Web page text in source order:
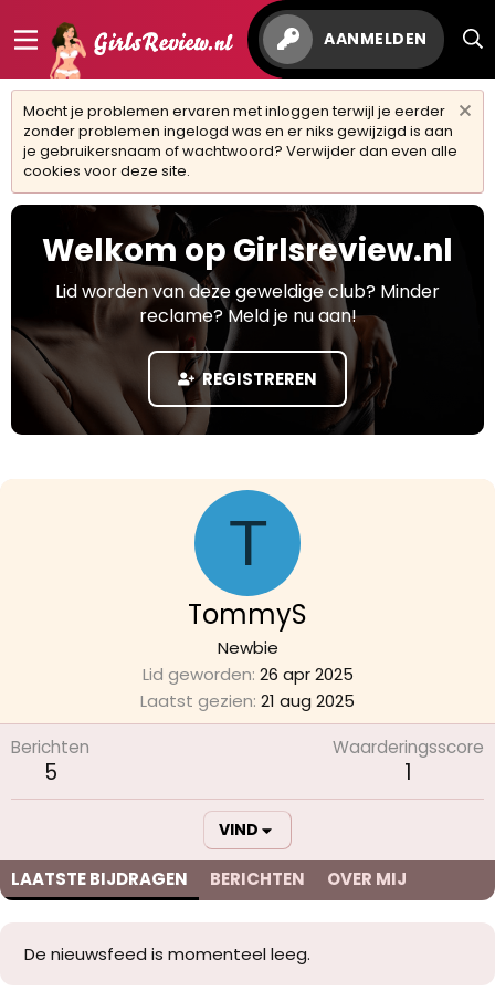
AANMELDEN
Mocht je problemen ervaren met inloggen terwijl je eerder
zonder problemen ingelogd was en er niks gewijzigd is aan
je gebruikersnaam of wachtwoord? Verwijder dan even alle
cookies voor deze site.
Welkom op Girlsreview.nl
Lid worden van deze geweldige club? Minder
reclame? Meld je nu aan!
REGISTREREN
T
TommyS
Newbie
Lid geworden 26 apr 2025
Laatst gezien 21 aug 2025
Berichten
5
Waarderingsscore
1
VIND
LAATSTE BIJDRAGEN BERICHTEN OVER MIJ
De nieuwsfeed is momenteel leeg.